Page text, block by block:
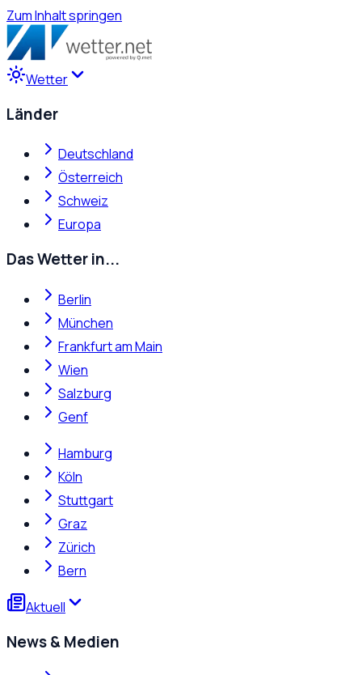
Zum Inhalt springen
Wetter
Länder
Deutschland
Österreich
Schweiz
Europa
Das Wetter in...
Berlin
München
Frankfurt am Main
Wien
Salzburg
Genf
Hamburg
Köln
Stuttgart
Graz
Zürich
Bern
Aktuell
News & Medien